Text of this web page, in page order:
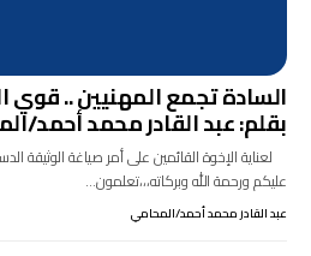
السادة تجمع المهنيين .. قوي
بقلم: عبد القادر محمد أحمد/
لعناية الإخوة القائمين على أمر صياغة الوثيقة
عليكم ورحمة الله وبركاته،،،تعلمون…
عبد القادر محمد أحمد/المحامي